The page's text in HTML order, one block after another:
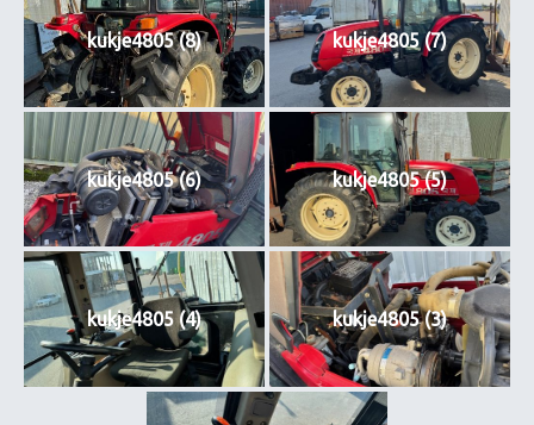
kukje4805 (8) kukje4805 (7)
kukje4805 (6) kukje4805 (5)
kukje4805 (4) kukje4805 (3)